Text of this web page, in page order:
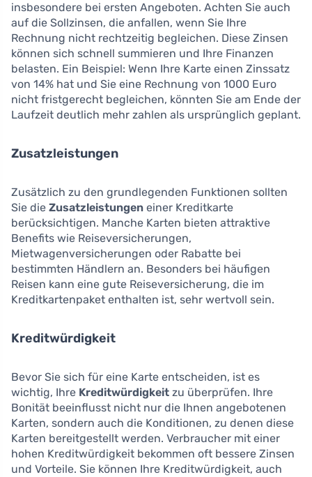
insbesondere bei ersten Angeboten. Achten Sie auch
auf die Sollzinsen, die anfallen, wenn Sie Ihre
Rechnung nicht rechtzeitig begleichen. Diese Zinsen
können sich schnell summieren und Ihre Finanzen
belasten. Ein Beispiel: Wenn Ihre Karte einen Zinssatz
von 14% hat und Sie eine Rechnung von 1000 Euro
nicht fristgerecht begleichen, könnten Sie am Ende der
Laufzeit deutlich mehr zahlen als ursprünglich geplant.
Zusatzleistungen
Zusätzlich zu den grundlegenden Funktionen sollten
Sie die Zusatzleistungen einer Kreditkarte
berücksichtigen. Manche Karten bieten attraktive
Benefits wie Reiseversicherungen,
Mietwagenversicherungen oder Rabatte bei
bestimmten Händlern an. Besonders bei häufigen
Reisen kann eine gute Reiseversicherung, die im
Kreditkartenpaket enthalten ist, sehr wertvoll sein.
Kreditwürdigkeit
Bevor Sie sich für eine Karte entscheiden, ist es
wichtig, Ihre Kreditwürdigkeit zu überprüfen. Ihre
Bonität beeinflusst nicht nur die Ihnen angebotenen
Karten, sondern auch die Konditionen, zu denen diese
Karten bereitgestellt werden. Verbraucher mit einer
hohen Kreditwürdigkeit bekommen oft bessere Zinsen
und Vorteile. Sie können Ihre Kreditwürdigkeit, auch